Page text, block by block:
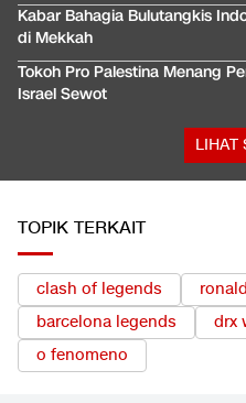
Kabar Bahagia Bulutangkis
di Mekkah
Tokoh Pro Palestina Menang
Israel Sewot
LIHAT
TOPIK TERKAIT
clash of legends
barcelona legends
drx
o fenomeno